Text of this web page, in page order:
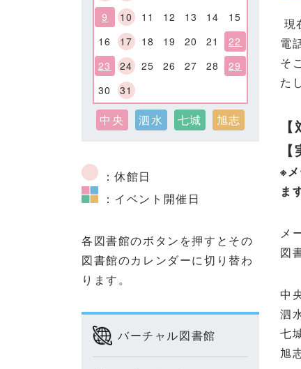
現
電
そ
た
※
ま
メ
図
中
泗
七
旭
9
10 11 12 13 14
15
16
17 18 19 20 21
22
23
24 25 26 27 28
29
30
31
中央 泗水 七城 旭志
：休館日
：イベント開催日
各図書館のボタンを押すとその
図書館のカレンダーに切り替わ
ります。
バーチャル図書館